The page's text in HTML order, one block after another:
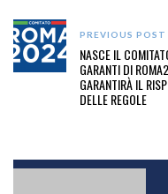
PREVIOUS POST
NASCE IL
GARANTI DI
GARANTIRÀ IL
DELLE REGOLE